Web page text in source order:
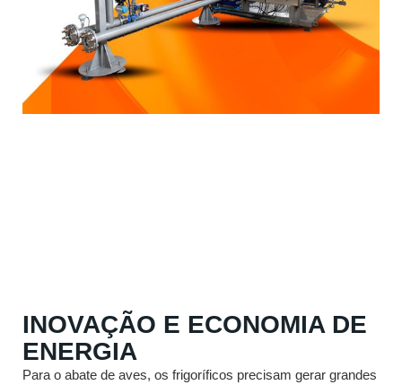
INOVAÇÃO E ECONOMIA DE
ENERGIA
Para o abate de aves, os frigoríficos precisam gerar grandes